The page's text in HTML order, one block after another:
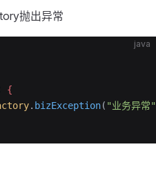
抛出异常
java
{
. bizException( "业务异常"